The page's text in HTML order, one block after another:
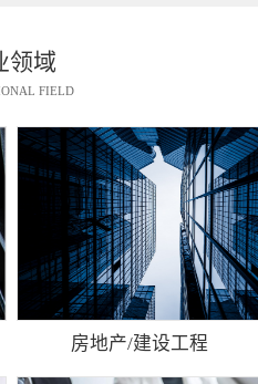
领域
FIELD
房地产/建设工程